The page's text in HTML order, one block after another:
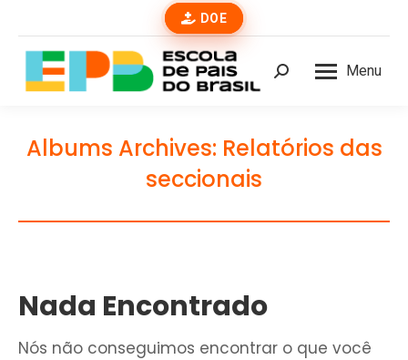
DOE
Menu
Buscar
Albums Archives: Relatórios das
seccionais
Nada Encontrado
Nós não conseguimos encontrar o que você